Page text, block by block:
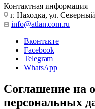
Контактная информация
г. Находка, ул.
info@atlantcom.ru
Вконтакте
Facebook
Telegram
WhatsApp
Соглашение на
персональных